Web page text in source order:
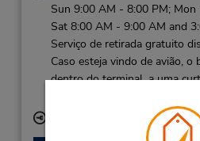
Sun 9:00 AM - 8:00 PM;
Sat 8:00 AM - 9:00 AM and
Serviço de retirada gratuito
Caso esteja vindo de avião, o
dentro do terminal, a uma
Local de entrega das chaves